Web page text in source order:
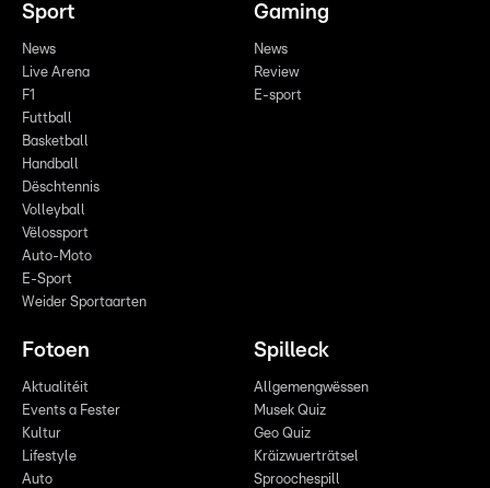
Sport
News
Live Arena
F1
Futtball
Basketball
Handball
Dëschtennis
Volleyball
Vëlossport
Auto-Moto
E-Sport
Weider Sportaarten
Gaming
News
Review
E-sport
Fotoen
Aktualitéit
Events a Fester
Kultur
Lifestyle
Auto
Spilleck
Allgemengwëssen
Musek Quiz
Geo Quiz
Kräizwuerträtsel
Sproochespill